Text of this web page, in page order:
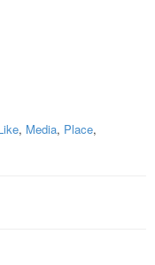
, Media, Place,